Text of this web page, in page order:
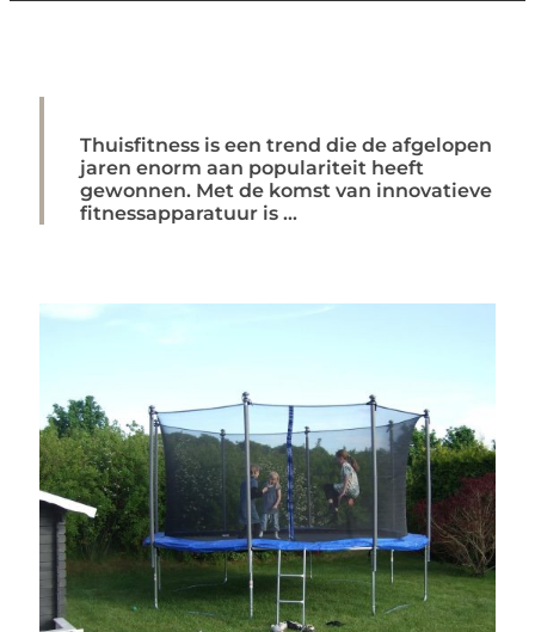
Thuisfitness is een trend die de afgelopen
jaren enorm aan populariteit heeft
gewonnen. Met de komst van innovatieve
fitnessapparatuur is ...